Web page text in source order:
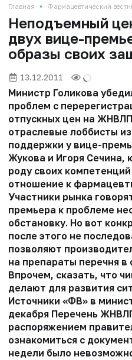
Главная • Фармацевтический
Неподъемный
двух вице-
образы своих
13.12.2011
Министр Голикова
проблем с
отпускных цен на
отраслевые лоббисты
поддержки у вице-
Жукова и Игоря Сечина,
роду своих
отношение к
Участники рынка
премьера к проблеме
обстановку. Но вот
после этого не
позволяют
на препараты перечня в
Впрочем, сказать, что
делают для развития
Источники «ФВ» в
декабря Перечень
распоряжением
ознакомиться с
недели было